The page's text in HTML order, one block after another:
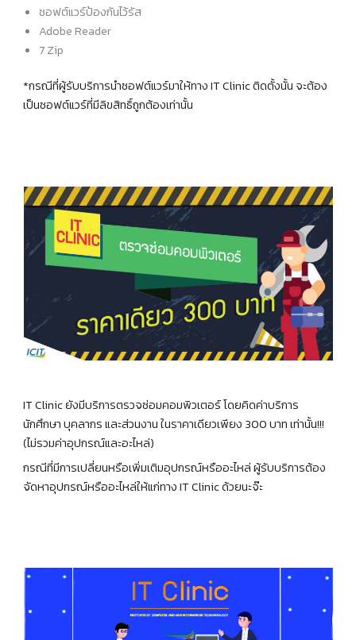
ซอฟต์แวร์ป้องกันไว้รัส
Adobe Reader
7 Zip
*กรณีที่ผู้รับบริการนำซอฟต์แวร์มาให้ทาง IT Clinic ติดตั้งนั้น จะต้อง
เป็นซอฟต์แวร์ที่มีลิขสิทธิ์ถูกต้องเท่านั้น
IT Clinic ยังมีบริการตรวจซ่อมคอมพิวเตอร์ โดยคิดค่าบริการ
นักศึกษา บุคลากร และส่วนงาน ในราคาเดียวเพียง 300 บาท เท่านั้น!!!
(ไม่รวมค่าอุปกรณ์และอะไหล่)
กรณีที่มีการเปลี่ยนหรือเพิ่มเติมอุปกรณ์หรืออะไหล่ ผู้รับบริการต้อง
จัดหาอุปกรณ์หรืออะไหล่ให้แก่ทาง IT Clinic ด้วยนะจ๊ะ